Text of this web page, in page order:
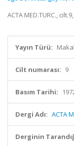
ACTA MED.TURC.,
Yayın Türü:
Cilt numarası: 9
Basım Tarihi:
Dergi Adı: ACTA
Derginin